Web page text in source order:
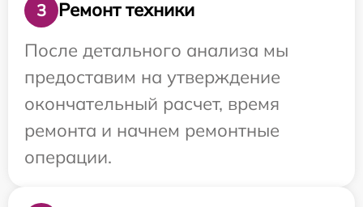
3
Ремонт техники
После детального анализа мы
предоставим на утверждение
окончательный расчет, время
ремонта и начнем ремонтные
операции.